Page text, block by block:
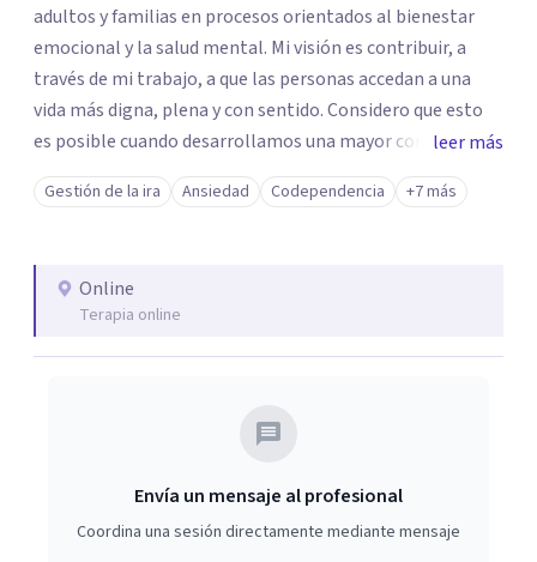
adultos y familias en procesos orientados al bienestar
emocional y la salud mental. Mi visión es contribuir, a
través de mi trabajo, a que las personas accedan a una
vida más digna, plena y con sentido. Considero que esto
es posible cuando desarrollamos una mayor conciencia
de nuestro mundo interior y de la manera en que nuestras
experiencias influyen en nuestra forma de sentir, pensar y
acompañamiento en salud mental basado en la
comprensión, la compasión y el respeto por el ritmo de
cada persona. Integro conocimientos y herramientas de
la psicología con un enfoque informado en trauma para
internos, fortalecer sus recursos personales, desarrollar
nuevas estrategias de afrontamiento y avanzar con
mayor claridad, resiliencia y bienestar. Creo
fundamental para la transformación personal y para
leer más
Gestión de la ira Ansiedad Codependencia +7 más
Online
Terapia online
Envía un mensaje al profesional
Coordina una sesión directamente mediante mensaje